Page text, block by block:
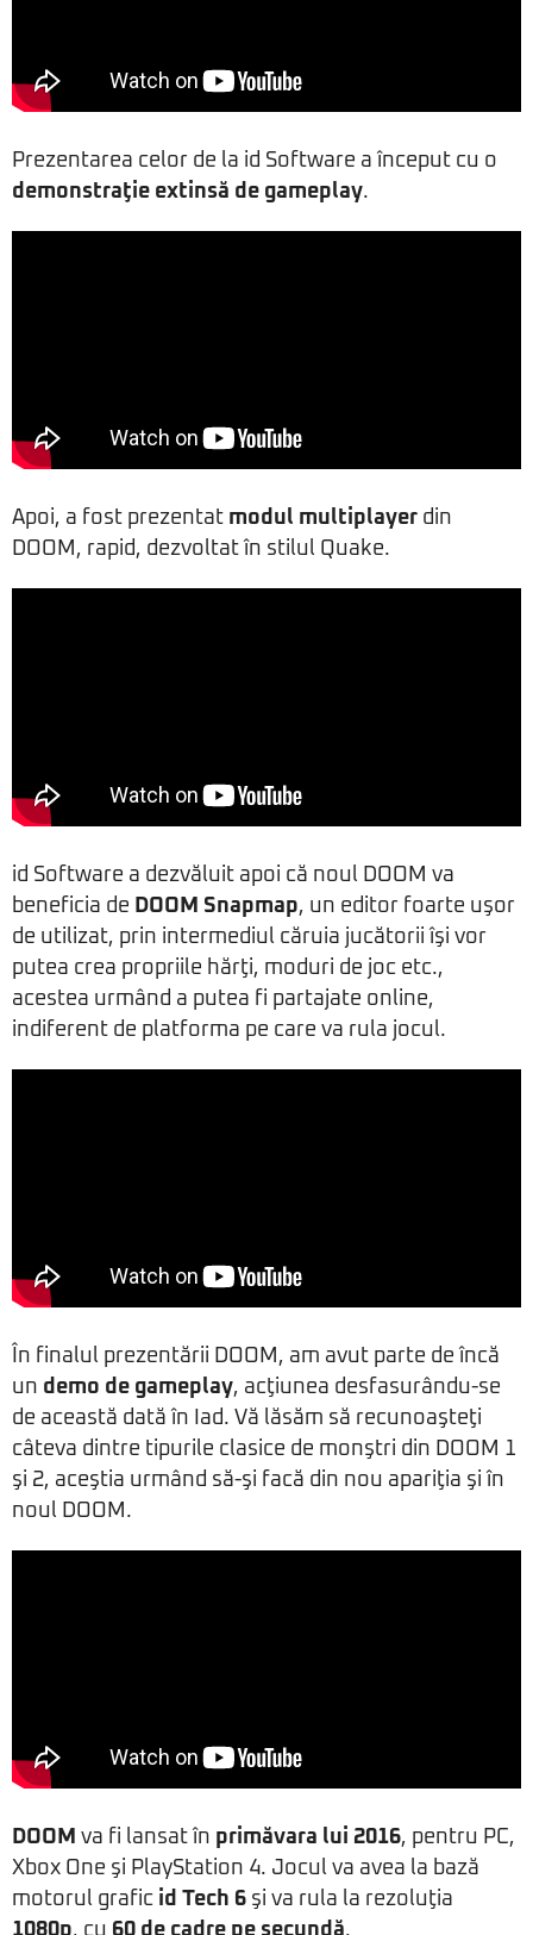
Prezentarea celor de la id Software a început cu o
demonstraţie extinsă de gameplay.
Apoi, a fost prezentat modul multiplayer din
DOOM, rapid, dezvoltat în stilul Quake.
id Software a dezvăluit apoi că noul DOOM va
beneficia de DOOM Snapmap, un editor foarte uşor
de utilizat, prin intermediul căruia jucătorii îşi vor
putea crea propriile hărţi, moduri de joc etc.,
acestea urmând a putea fi partajate online,
indiferent de platforma pe care va rula jocul.
În finalul prezentării DOOM, am avut parte de încă
un demo de gameplay, acţiunea desfasurându-se
de această dată în Iad. Vă lăsăm să recunoaşteţi
câteva dintre tipurile clasice de monştri din DOOM 1
şi 2, aceştia urmând să-şi facă din nou apariţia şi în
noul DOOM.
DOOM va fi lansat în primăvara lui 2016, pentru PC,
Xbox One şi PlayStation 4. Jocul va avea la bază
motorul grafic id Tech 6 şi va rula la rezoluţia